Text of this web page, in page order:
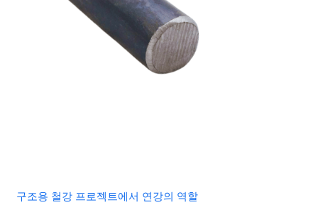
구조용 철강 프로젝트에서 연강의 역할